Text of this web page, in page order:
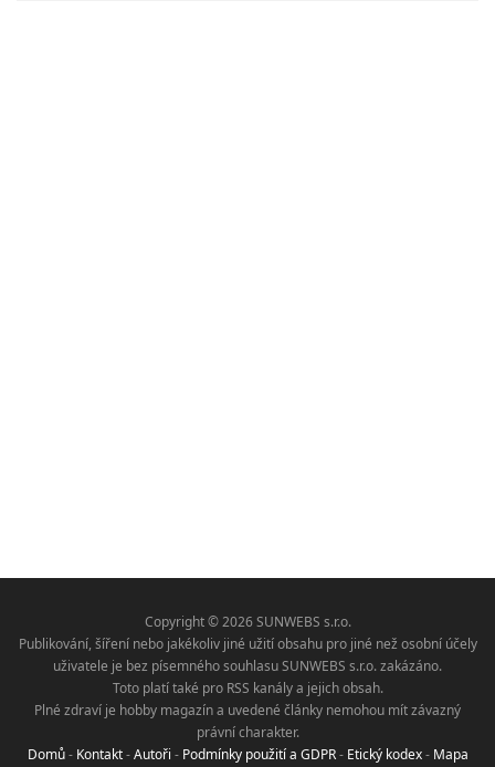
Copyright © 2026 SUNWEBS s.r.o.
Publikování, šíření nebo jakékoliv jiné užití obsahu pro jiné než osobní účely
uživatele je bez písemného souhlasu SUNWEBS s.r.o. zakázáno.
Toto platí také pro RSS kanály a jejich obsah.
Plné zdraví je hobby magazín a uvedené články nemohou mít závazný
právní charakter.
Domů- Kontakt-Autoři - Podmínky použití a GDPR- Etický kodex- Mapa